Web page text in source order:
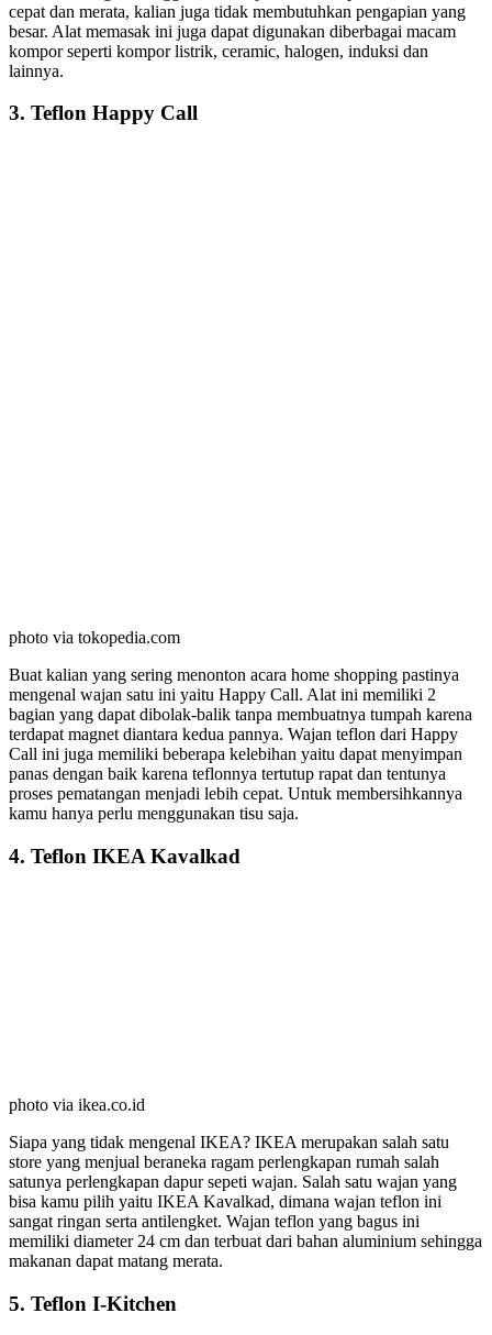
cepat dan merata, kalian juga tidak membutuhkan pengapian yang
besar. Alat memasak ini juga dapat digunakan diberbagai macam
kompor seperti kompor listrik, ceramic, halogen, induksi dan
lainnya.
3. Teflon Happy Call
photo via tokopedia.com
Buat kalian yang sering menonton acara home shopping pastinya
mengenal wajan satu ini yaitu Happy Call. Alat ini memiliki 2
bagian yang dapat dibolak-balik tanpa membuatnya tumpah karena
terdapat magnet diantara kedua pannya. Wajan teflon dari Happy
Call ini juga memiliki beberapa kelebihan yaitu dapat menyimpan
panas dengan baik karena teflonnya tertutup rapat dan tentunya
proses pematangan menjadi lebih cepat. Untuk membersihkannya
kamu hanya perlu menggunakan tisu saja.
4. Teflon IKEA Kavalkad
photo via ikea.co.id
Siapa yang tidak mengenal IKEA? IKEA merupakan salah satu
store yang menjual beraneka ragam perlengkapan rumah salah
satunya perlengkapan dapur sepeti wajan. Salah satu wajan yang
bisa kamu pilih yaitu IKEA Kavalkad, dimana wajan teflon ini
sangat ringan serta antilengket. Wajan teflon yang bagus ini
memiliki diameter 24 cm dan terbuat dari bahan aluminium sehingga
makanan dapat matang merata.
5. Teflon I-Kitchen